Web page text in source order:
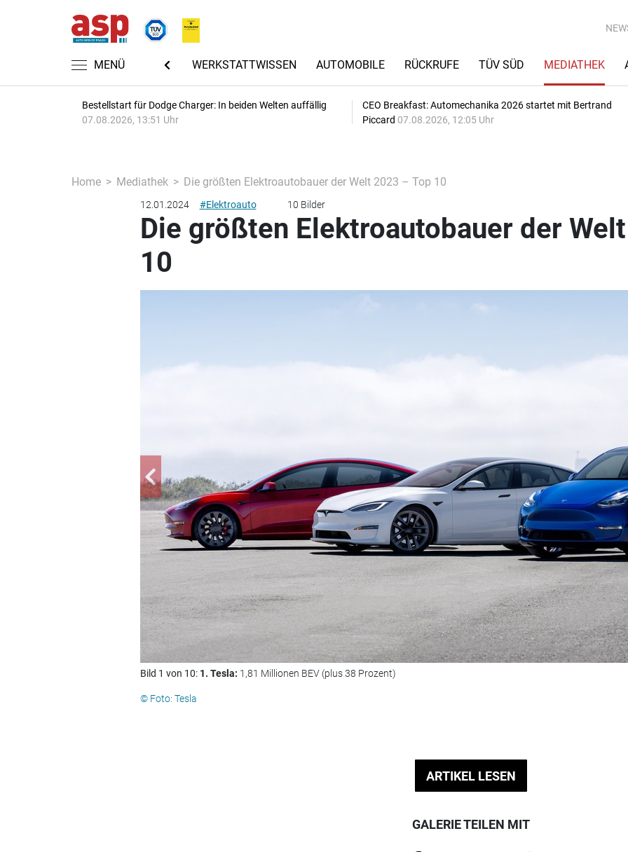
MENÜ
AUTOMECHANIKA 2026 WERKSTATTWISSEN AUTOMOBILE RÜCKRUFE TÜV SÜD MEDIATHEK
Bestellstart für Dodge Charger: In beiden Welten auffällig
07.08.2026, 13:51 Uhr
CEO Breakfast: Automechanika 2026 startet mit Bertrand
Piccard 07.08.2026, 12:05 Uhr
Home Mediathek Die größten Elektroautobauer der Welt 2023 – Top 10
12.01.2024 #Elektroauto 10 Bilder
Die größten Elektroautobauer der
10
Bild 1 von 10: 1. Tesla: 1,81 Millionen BEV (plus 38 Prozent)
© Foto: Tesla
ARTIKEL LESEN
GALERIE TEILEN MIT